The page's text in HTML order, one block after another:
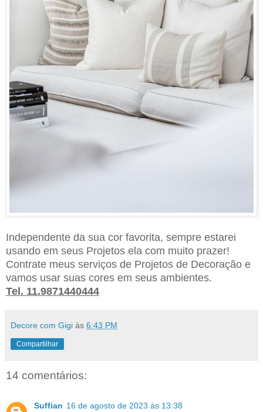
Independente da sua cor favorita, sempre estarei
usando em seus Projetos ela com muito prazer!
Contrate meus serviços de Projetos de Decoração e
vamos usar suas cores em seus ambientes.
Tel. 11.9871440444
Decore com Gigi às 6:43 PM
Compartilhar
14 comentários:
Suffian 16 de agosto de 2023 às 13:38